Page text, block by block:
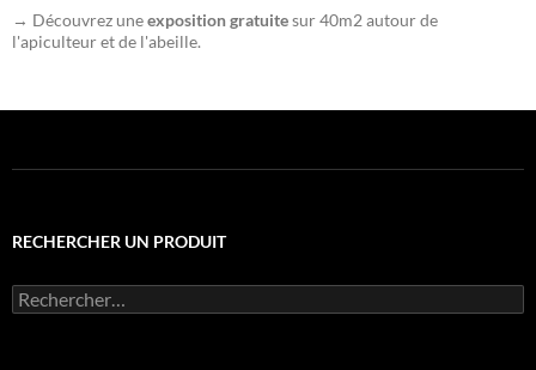
→ Découvrez uneexposition gratuitesur 40m2 autour de
l'apiculteur et de l'abeille.
RECHERCHER UN PRODUIT
Rechercher :